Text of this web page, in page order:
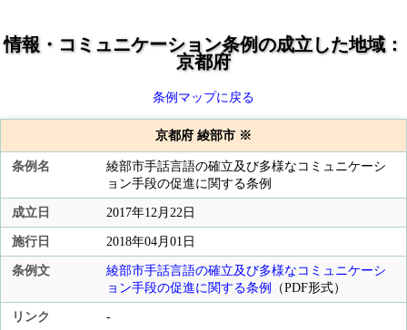
情報・コミュニケーション条例の成立した地域：
京都府
条例マップに戻る
京都府 綾部市 ※
条例名
綾部市手話言語の確立及び多様なコミュニケーシ
ョン手段の促進に関する条例
成立日 2017年12月22日
施行日 2018年04月01日
条例文
綾部市手話言語の確立及び多様なコミュニケーシ
ョン手段の促進に関する条例
（PDF形式）
リンク -